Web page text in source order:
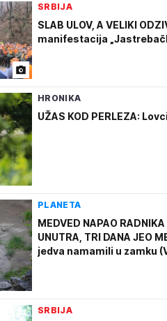
SRBIJA
SLAB ULOV, A VELIKI
manifestacija
HRONIKA
UŽAS KOD PERLEZA:
PLANETA
MEDVED NAPAO
UNUTRA, TRI DANA JEO
jedva namamili u zamku
SRBIJA